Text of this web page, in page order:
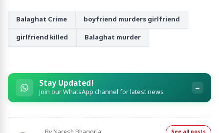
Balaghat Crime boyfriend murders girlfriend
girlfriend killed Balaghat murder
Stay Updated!
Join our WhatsApp channel for latest news →